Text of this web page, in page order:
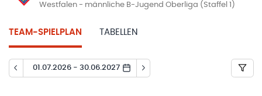
Westfalen - männliche B-Jugend Oberliga (Staffel 1)
TEAM-SPIELPLAN TABELLEN
01.07.2026 - 30.06.2027